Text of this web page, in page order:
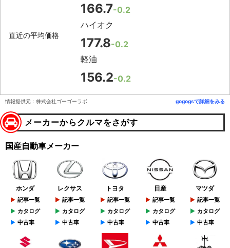
直近の平均価格
166.7-0.2
ハイオク
177.8-0.2
軽油
156.2-0.2
情報提供元：株式会社ゴーゴーラボ gogogsで詳細をみる
メーカーからクルマをさがす
国産自動車メーカー
ホンダ
記事一覧
カタログ
中古車
レクサス
記事一覧
カタログ
中古車
トヨタ
記事一覧
カタログ
中古車
日産
記事一覧
カタログ
中古車
マツダ
記事一覧
カタログ
中古車